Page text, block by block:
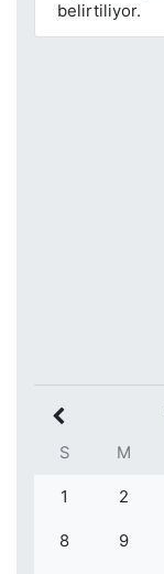
belirtiliyor.
S M
1 2
8 9